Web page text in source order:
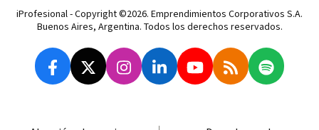
iProfesional - Copyright ©2026. Emprendimientos Corporativos S.A.
Buenos Aires, Argentina. Todos los derechos reservados.